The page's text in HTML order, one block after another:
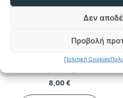
Δεν
Προβολή
Πολιτική Cookies
Kawaii & Fandom Gifts
8,00€